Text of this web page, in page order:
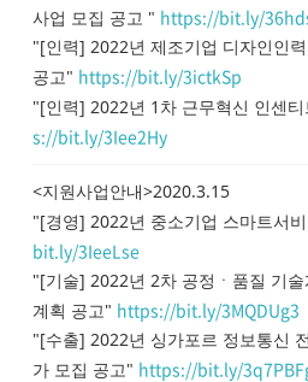
사업 모집 공고 " https://bit.ly/
"[인력] 2022년 제조기업 디자인인
공고" https://bit.ly/3ictkSp
"[인력] 2022년 1차 근무혁신 인센
s://bit.ly/3Iee2Hy
<지원사업안내>2020.3.15
"[경영] 2022년 중소기업 스마트서
bit.ly/3IeeLse
"[기술] 2022년 2차 공정ㆍ품질 기
계획 공고" https://bit.ly/3MQDUg3
"[수출] 2022년 싱가포르 정보통신
가 모집 공고" https://bit.ly/